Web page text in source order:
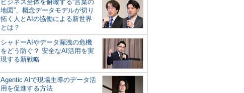
ビジネス全体を俯瞰する“言葉の
地図”、概念データモデルが切り
拓く人とAIの協働による新世界
とは？
シャドーAIやデータ漏洩の危機
をどう防ぐ？ 安全なAI活用を実
現する新戦略
Agentic AIで現場主導のデータ活
用を促進する方法